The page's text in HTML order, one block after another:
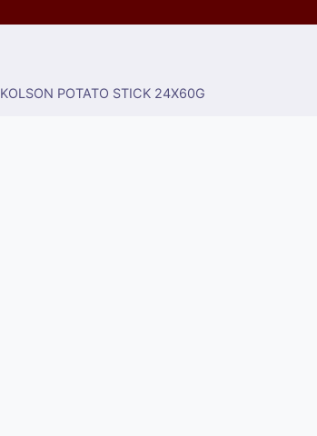
KOLSON POTATO STICK 24X60G